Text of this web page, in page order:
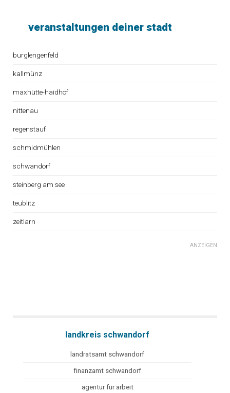
veranstaltungen deiner stadt
burglengenfeld
kallmünz
maxhütte-haidhof
nittenau
regenstauf
schmidmühlen
schwandorf
steinberg am see
teublitz
zeitlarn
ANZEIGEN
landkreis schwandorf
landratsamt schwandorf
finanzamt schwandorf
agentur für arbeit